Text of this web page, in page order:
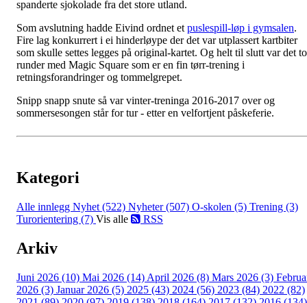
spanderte sjokolade fra det store utland.
Som avslutning hadde Eivind ordnet et puslespill-løp i gymsalen.
Fire lag konkurrert i ei hinderløype der det var utplassert kartbiter
som skulle settes legges på original-kartet. Og helt til slutt var det to
runder med Magic Square som er en fin tørr-trening i
retningsforandringer og tommelgrepet.
Snipp snapp snute så var vinter-treninga 2016-2017 over og
sommersesongen står for tur - etter en velfortjent påskeferie.
Kategori
Alle innlegg Nyhet (522) Nyheter (507) O-skolen (5) Trening (3)
Turorientering (7) Vis alle RSS
Arkiv
Juni 2026 (10) Mai 2026 (14) April 2026 (8) Mars 2026 (3)
2026 (3) Januar 2026 (5) 2025 (43) 2024 (56) 2023 (84) 2022 (82)